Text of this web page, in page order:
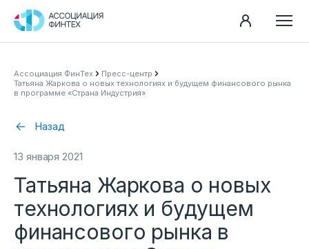
Ассоциация
Контакты
Документы
Ассоциация ФинТех
Пресс-центр
Татьяна Жаркова о новых технологиях и будущем финансового рынка
в программе «Страна Индустрия»
Назад
13 января 2021
Татьяна Жаркова о новых
технологиях и будущем
финансового рынка в